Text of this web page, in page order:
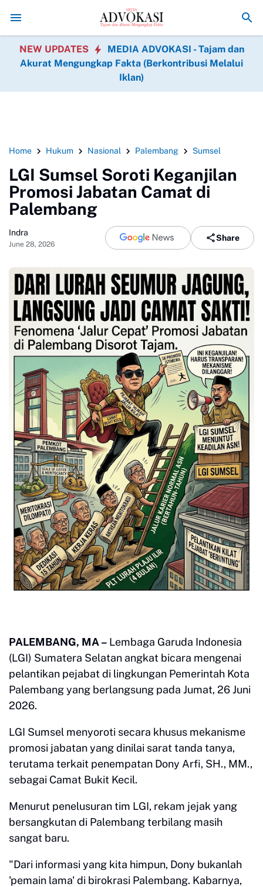
Asintel Satlap Tricakti Beri Penjelasan Terkait Penanganan
NEW UPDATES
MEDIA ADVOKASI - Tajam dan
Akurat Mengungkap Fakta (Berkontribusi Melalui
Iklan)
Home Hukum Nasional Palembang Sumsel
LGI Sumsel Soroti Keganjilan
Promosi Jabatan Camat di
Palembang
Indra
June 28, 2026
Share
PALEMBANG, MA – Lembaga Garuda Indonesia
(LGI) Sumatera Selatan angkat bicara mengenai
pelantikan pejabat di lingkungan Pemerintah Kota
Palembang yang berlangsung pada Jumat, 26 Juni
2026.
LGI Sumsel menyoroti secara khusus mekanisme
promosi jabatan yang dinilai sarat tanda tanya,
terutama terkait penempatan Dony Arfi, SH., MM.,
sebagai Camat Bukit Kecil.
​Menurut penelusuran tim LGI, rekam jejak yang
bersangkutan di Palembang terbilang masih
sangat baru.
​"Dari informasi yang kita himpun, Dony bukanlah
'pemain lama' di birokrasi Palembang. Kabarnya,